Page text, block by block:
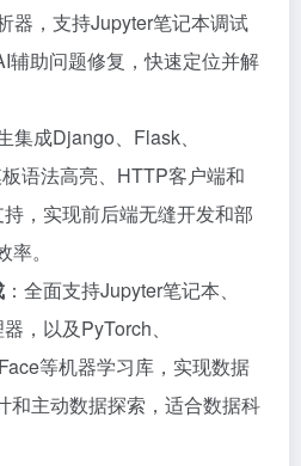
器，支持Jupyter笔记本调试
辅助问题修复，快速定位并解
集成Django、Flask、
语法高亮、HTTP客户端和
，实现前后端无缝开发和部
。
：全面支持Jupyter笔记本、
，以及PyTorch、
等机器学习库，实现数据
和主动数据探索，适合数据科